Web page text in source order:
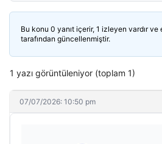
Bu konu 0 yanıt içerir, 1 izleyen vardır ve
tarafından güncellenmiştir.
1 yazı görüntüleniyor (toplam 1)
07/07/2026: 10:50 pm